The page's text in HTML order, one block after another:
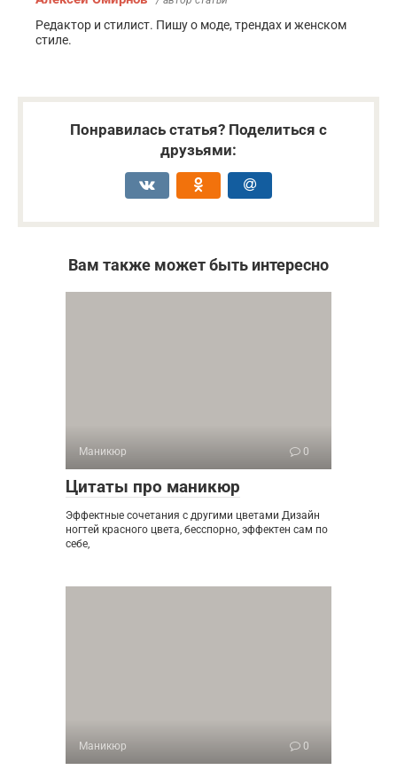
Редактор и стилист. Пишу о моде, трендах и женском
стиле.
Понравилась статья? Поделиться с
друзьями:
Вам также может быть интересно
Маникюр 0
Цитаты про маникюр
Эффектные сочетания с другими цветами Дизайн
ногтей красного цвета, бесспорно, эффектен сам по
себе,
Маникюр 0